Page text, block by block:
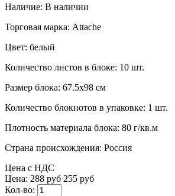
Наличие: В наличии
Торговая марка: Attache
Цвет: белый
Количество листов в блоке: 10 шт.
Размер блока: 67.5x98 см
Количество блокнотов в упаковке: 1 шт.
Плотность материала блока: 80 г/кв.м
Страна происхождения: Россия
Цена с НДС
Цена: 288 руб 255 руб
Кол-во: